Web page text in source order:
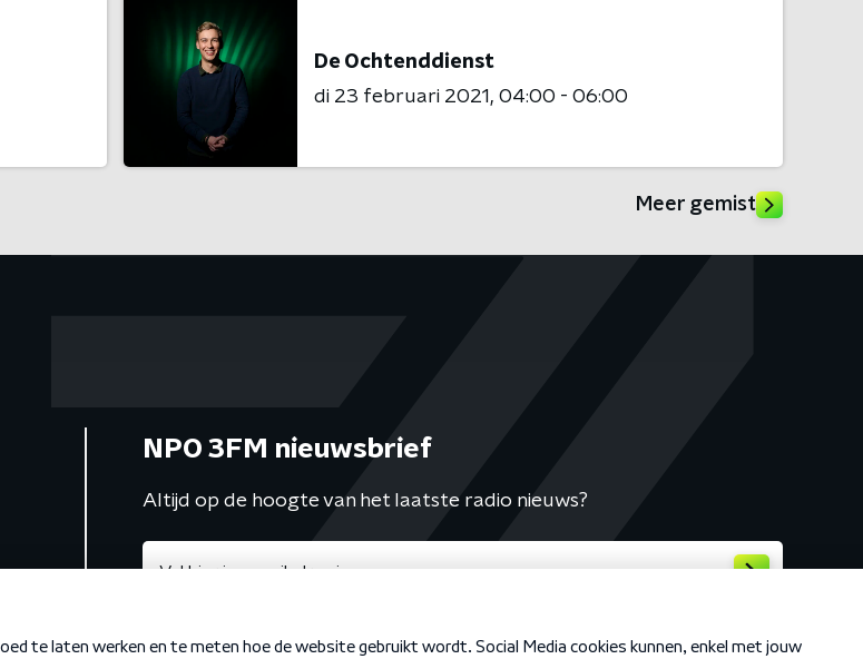
De Ochtenddienst
di 23 februari 2021
04:00 - 06:00
Meer gemist
NPO 3FM nieuwsbrief
Altijd op de hoogte van het laatste radio nieuws?